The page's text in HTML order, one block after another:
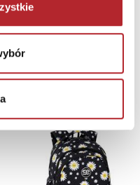
zobacz więcej